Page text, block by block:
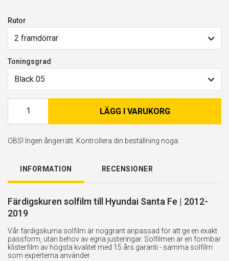
Rutor
2 framdörrar
Toningsgrad
Black 05
LÄGG I VARUKORG
OBS! Ingen ångerrätt. Kontrollera din beställning noga.
INFORMATION RECENSIONER
Färdigskuren solfilm till Hyundai Santa Fe | 2012-
2019
Vår färdigskurna solfilm är noggrant anpassad för att ge en exakt
passform, utan behov av egna justeringar. Solfilmen är en formbar
klisterfilm av högsta kvalitet med 15 års garanti - samma solfilm
som experterna använder.